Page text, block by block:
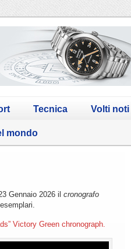
Tecnica Volti noti
mondo
Gennaio 2026 il cronografo
Victory Green chronograph.